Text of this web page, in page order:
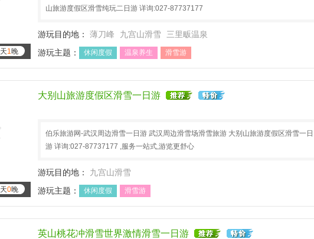
天1晚
山旅游度假区滑雪纯玩二日游 详询:027-87737177
游玩目的地： 薄刀峰 九宫山滑雪
三里畈温泉
游玩主题：
休闲度假 温泉养生 滑雪游
天0晚
大别山旅游度假区滑雪一日游
伯乐旅游网-武汉周边滑雪一日游 武汉周边滑雪场滑雪旅游 大别山旅游度假区滑雪一日
游 详询:027-87737177 ,服务一站式,游览更舒心
游玩目的地： 九宫山滑雪
游玩主题：
休闲度假 滑雪游
英山桃花冲滑雪世界激情滑雪一日游